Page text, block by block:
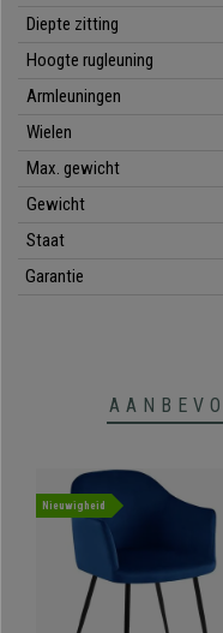
stevigheid, tegen een
Stapelbaar model
• Gemak voor een
•Ideaal voor
Bijzonder sterk: stalen
• Ergonomisch en zeer
Diepte zitting
Hoogte rugleuning
Armleuningen
Wielen
Max. gewicht
Gewicht
Staat
Garantie
Nieuwigheid